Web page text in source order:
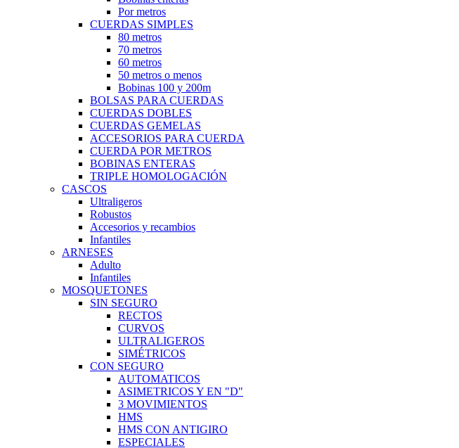
Por metros
CUERDAS SIMPLES
80 metros
70 metros
60 metros
50 metros o menos
Bobinas 100 y 200m
BOLSAS PARA CUERDAS
CUERDAS DOBLES
CUERDAS GEMELAS
ACCESORIOS PARA CUERDA
CUERDA POR METROS
BOBINAS ENTERAS
TRIPLE HOMOLOGACIÓN
CASCOS
Ultraligeros
Robustos
Accesorios y recambios
Infantiles
ARNESES
Adulto
Infantiles
MOSQUETONES
SIN SEGURO
RECTOS
CURVOS
ULTRALIGEROS
SIMÉTRICOS
CON SEGURO
AUTOMATICOS
ASIMETRICOS Y EN "D"
3 MOVIMIENTOS
HMS
HMS CON ANTIGIRO
ESPECIALES